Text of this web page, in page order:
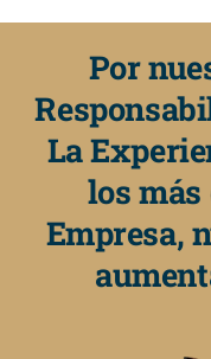
Por
La
los más
Empresa,